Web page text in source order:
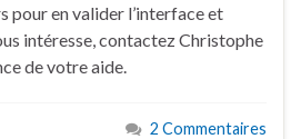
pour en valider l’interface et
intéresse, contactez Christophe
de votre aide.
2 Commentaires